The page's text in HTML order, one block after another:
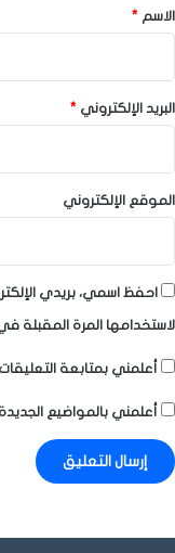
*
الاسم *
البريد الإلكتروني *
الموقع الإلكتروني
احفظ اسمي، بريدي
لاستخدامها المرة المقبلة
أعلمني بمتابعة
أعلمني بالمواضيع